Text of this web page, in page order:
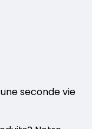
seconde vie